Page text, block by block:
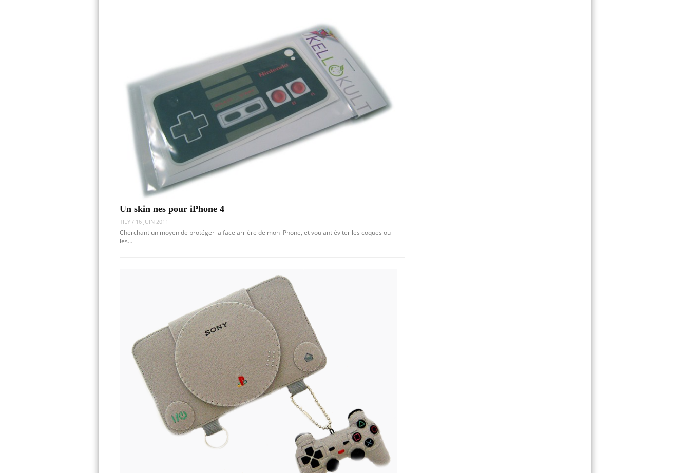
Un skin nes pour iPhone 4
TILY / 16 JUIN 2011
Cherchant un moyen de protéger la face arrière de mon iPhone, et voulant éviter les coques ou
les…